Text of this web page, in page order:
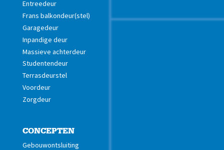
Entreedeur
Frans balkondeur(stel)
Garagedeur
Inpandige deur
Massieve achterdeur
Studentendeur
Terrasdeurstel
Voordeur
Zorgdeur
CONCEPTEN
Gebouwontsluiting